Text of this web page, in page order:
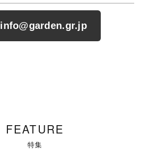
info@garden.gr.jp
FEATURE
特集